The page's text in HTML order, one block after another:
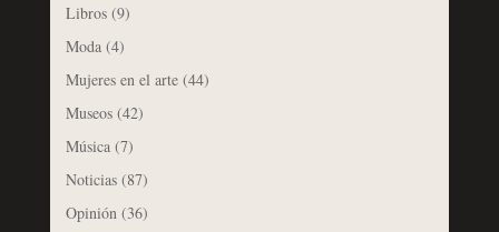
Libros(9)
Moda(4)
Mujeres en el arte(44)
Museos(42)
Música(7)
Noticias(87)
Opinión (36)